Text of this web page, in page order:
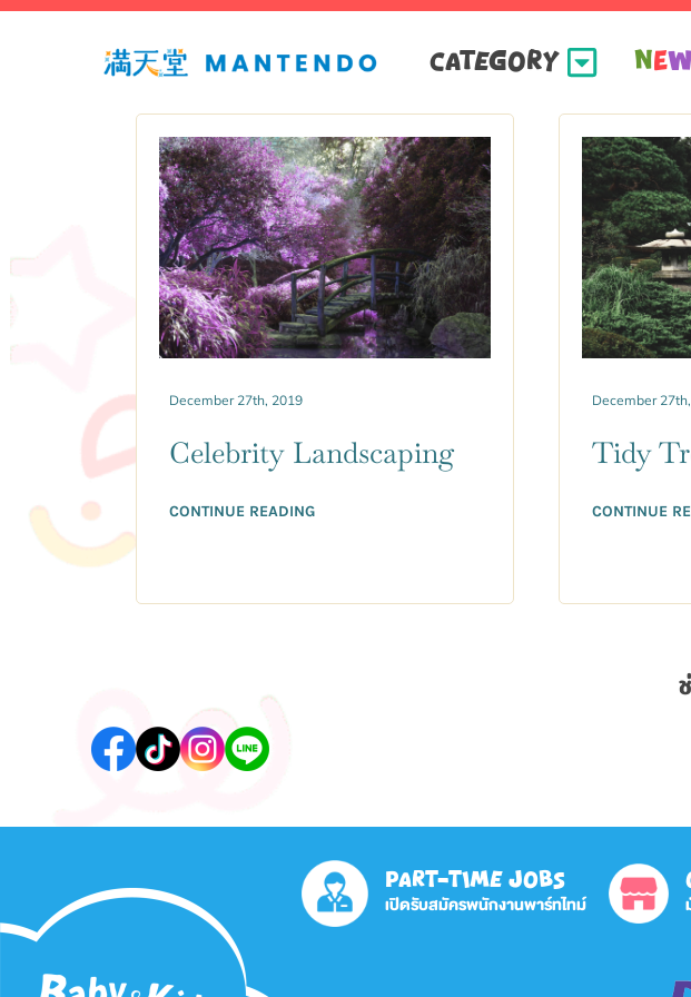
CATEGORY New
December 27th, 2019
Celebrity Landscaping
CONTINUE READING
December
Tidy
CONTINUE
PART-TIME JOBS
เปิดรับสมัครพนักงานพาร์ทไทม์